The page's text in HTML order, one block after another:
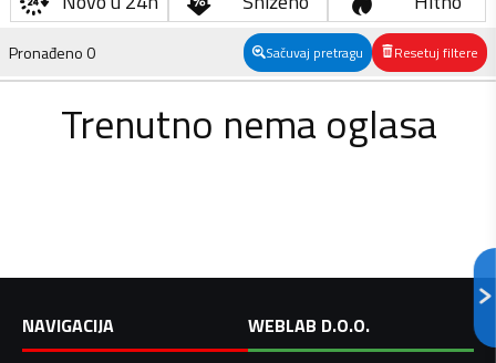
Pronađeno0 Sačuvaj pretragu Resetuj filtere
Trenutno nema oglasa
NAVIGACIJA
WEBLAB D.O.O.